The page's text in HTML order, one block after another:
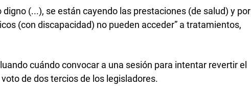
digno (...), se están cayendo las prestaciones (de salud) y por
(con discapacidad) no pueden acceder” a tratamientos,
cuándo convocar a una sesión para intentar revertir el
de dos tercios de los legisladores.